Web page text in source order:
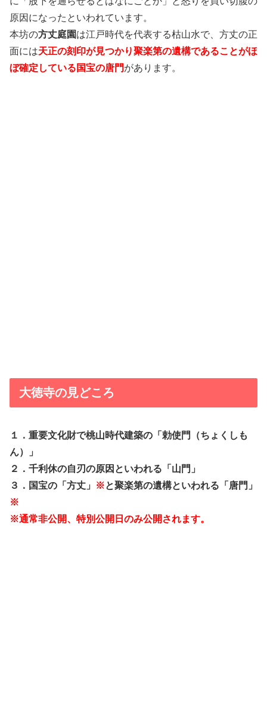
原因になったといわれています。
本坊の方丈庭園は江戸時代を代表する枯山水で、方丈の正
面には天正の刻印が見つかり聚楽第の遺構であることがほ
ぼ確定している国宝の唐門があります。
大徳寺の見どころ
１．重要文化財で桃山時代建築の「勅使門（ちょくしも
ん）」
２．千利休の自刃の原因といわれる「山門」
３．国宝の「方丈」
※と聚楽第の遺構といわれる「唐門」
※
※通常非公開、特別公開日のみ公開されます。